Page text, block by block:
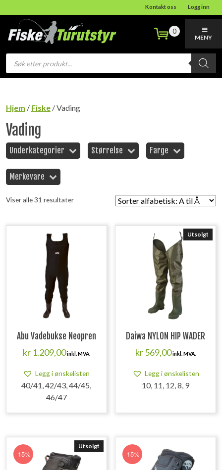
Kontakt oss Logg inn
Products
search
0
MENY
Hjem / Fiske / Vading
Vading
Underkategorier Størrelse Farge
Merkevare
Viser alle 31 resultater
Abu Vadebukse Neopren
kr1.209,00inkl. MVA.
Legg i ønskelisten
40/41, 42/43, 44/45,
46/47
Utsolgt
Daiwa NYLON HIP WADER
kr569,00inkl. MVA.
Legg i ønskelisten
10, 11, 12, 8, 9
15%
Utsolgt
15%